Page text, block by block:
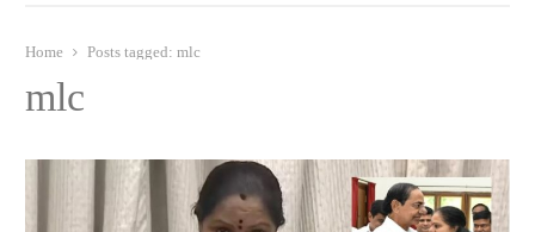
Home Posts tagged: mlc
mlc